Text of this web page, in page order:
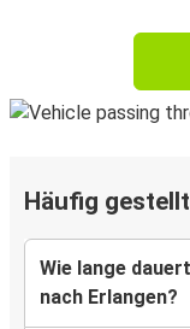
Häufig
Wie lange
nach Erlangen?